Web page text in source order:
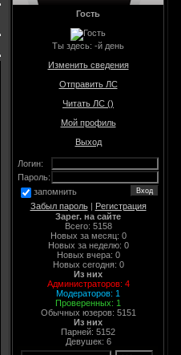
Гость
Ты здесь: -й день
Изменить сведения
Отправить ЛС
Читать ЛС ()
Мой профиль
Выход
Логин:
Пароль:
запомнить
Забыл пароль| Регистрация
Зарег. на сайте
Всего: 5158
Новых за месяц: 0
Новых за неделю: 0
Новых вчера: 0
Новых сегодня: 0
Из них
Администраторов: 4
Модераторов: 1
Проверенных: 1
Обычных юзеров: 5151
Из них
Парней: 5152
Девушек: 6